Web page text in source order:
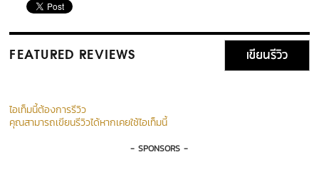
FEATURED REVIEWS เขียนรีวิว
ไอเท็มนี้ต้องการรีวิว
คุณสามารถเขียนรีวิวได้หากเคยใช้ไอเท็มนี้
- SPONSORS -